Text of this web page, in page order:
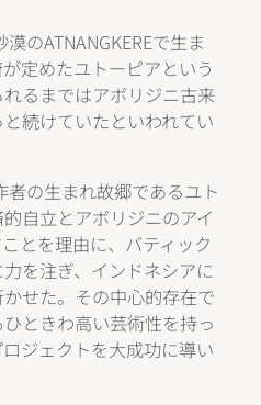
のATNANGKEREで生ま
定めたユトーピアという
るまではアボリジニ古来
続けていたといわれてい
の生まれ故郷であるユト
自立とアボリジニのアイ
とを理由に、バティック
力を注ぎ、インドネシアに
せた。その中心的存在で
ときわ高い芸術性を持っ
ジェクトを大成功に導い